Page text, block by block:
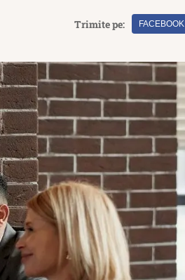
Trimite pe: FACEBOOK